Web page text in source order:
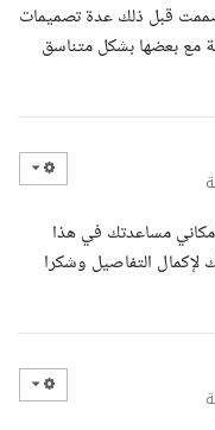
قبل ذلك عدة تصميمات
مع بعضها بشكل متناسق
مساعدتك في هذا
التفاصيل وشكرا